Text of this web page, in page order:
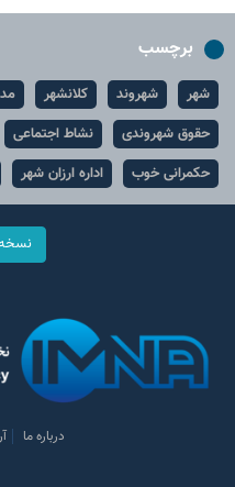
برچسب
شهر شهروند کلانشهر
حقوق شهروندی
نشاط اجتماعی
حکمرانی خوب
اداره ارزان شهر
درباره ما